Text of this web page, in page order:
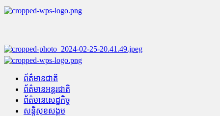
Skip
to
Primary
ព័ត៌មានជាតិ
ព័ត៌មានអន្តរជាតិ
ព័ត៌មានសេដ្ឋកិច្ច
សន្តិសុខសង្គម